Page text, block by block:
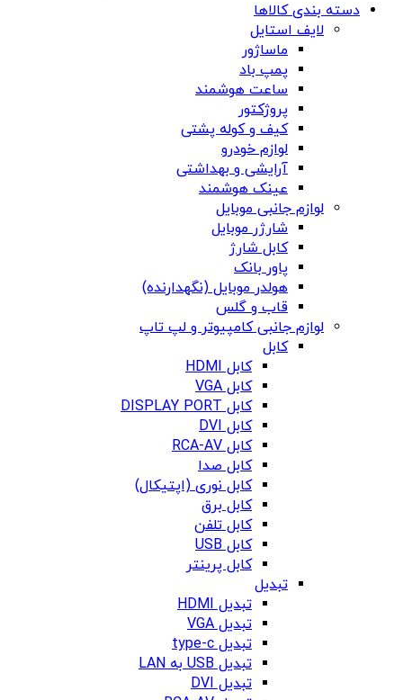
دسته بندی کالاها
لایف استایل
ماساژور
پمپ باد
ساعت هوشمند
پروژکتور
کیف و کوله پشتی
لوازم خودرو
آرایشی و بهداشتی
عینک هوشمند
لوازم جانبی موبایل
شارژر موبایل
کابل شارژ
پاور بانک
هولدر موبایل (نگهدارنده)
قاب و گلس
لوازم جانبی کامپیوتر و لپ تاپ
کابل
کابل HDMI
کابل VGA
کابل DISPLAY PORT
کابل DVI
کابل RCA-AV
کابل صدا
کابل نوری (اپتیکال)
کابل برق
کابل تلفن
کابل USB
کابل پرینتر
تبدیل
تبدیل HDMI
تبدیل VGA
تبدیل type-c
تبدیل USB به LAN
تبدیل DVI